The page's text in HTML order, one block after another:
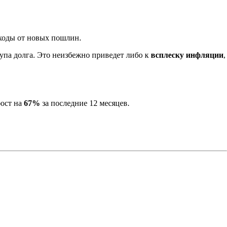
от новых пошлин.
долга. Это неизбежно приведет либо к всплеску инфляции,
на 67% за последние 12 месяцев.